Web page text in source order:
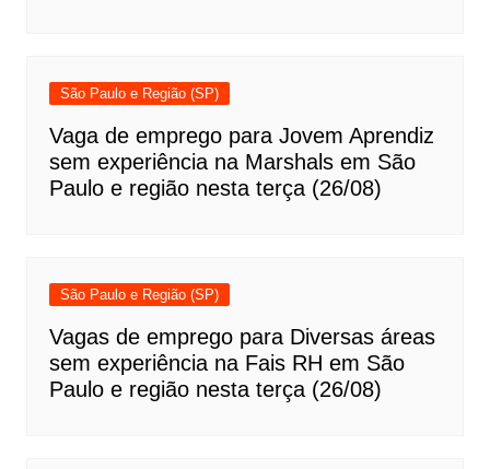
São Paulo e Região (SP)
Vaga de emprego para Jovem Aprendiz
sem experiência na Marshals em São
Paulo e região nesta terça (26/08)
São Paulo e Região (SP)
Vagas de emprego para Diversas áreas
sem experiência na Fais RH em São
Paulo e região nesta terça (26/08)